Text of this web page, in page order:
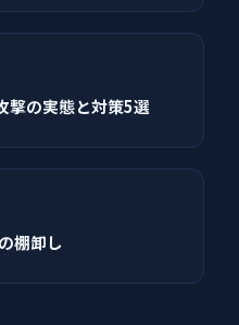
撃の実態と対策5選
棚卸し